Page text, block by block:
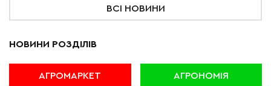
ВСІ НОВИНИ
НОВИНИ РОЗДІЛІВ
АГРОМАРКЕТ АГРОНОМІЯ